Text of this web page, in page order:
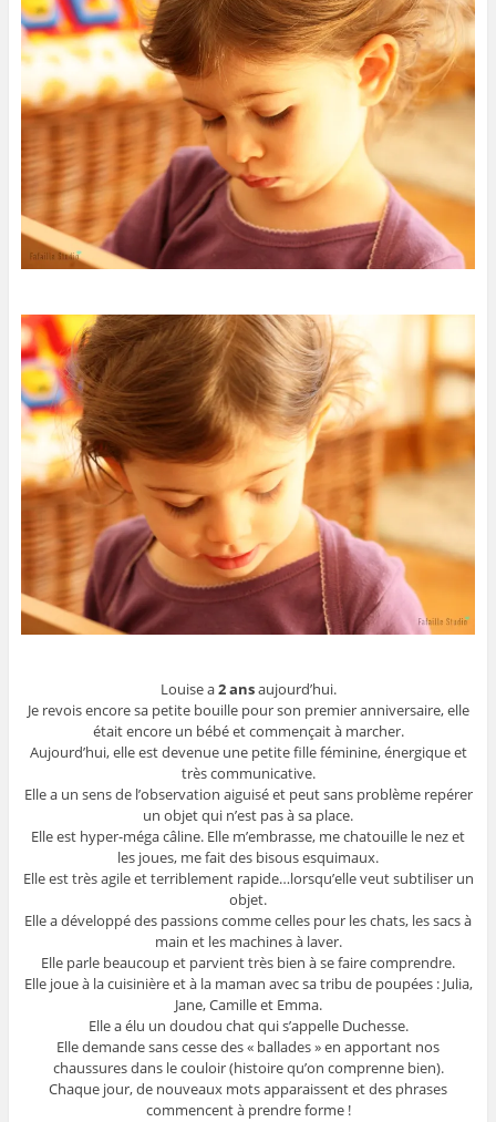
Louise a2 ansaujourd’hui.
Je revois encore sa petite bouille pour son premier anniversaire, elle
était encore un bébé et commençait à marcher.
Aujourd’hui, elle est devenue une petite fille féminine, énergique et
très communicative.
Elle a un sens de l’observation aiguisé et peut sans problème repérer
un objet qui n’est pas à sa place.
Elle est hyper-méga câline. Elle m’embrasse, me chatouille le nez et
les joues, me fait des bisous esquimaux.
Elle est très agile et terriblement rapide…lorsqu’elle veut subtiliser un
objet.
Elle a développé des passions comme celles pour les chats, les sacs à
main et les machines à laver.
Elle parle beaucoup et parvient très bien à se faire comprendre.
Elle joue à la cuisinière et à la maman avec sa tribu de poupées : Julia,
Jane, Camille et Emma.
Elle a élu un doudou chat qui s’appelle Duchesse.
Elle demande sans cesse des « ballades » en apportant nos
chaussures dans le couloir (histoire qu’on comprenne bien).
Chaque jour, de nouveaux mots apparaissent et des phrases
commencent à prendre forme !